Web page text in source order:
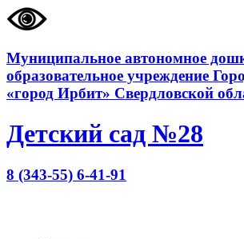
Муниципальное автономное
образовательное учреждение
«город Ирбит» Свердловской
Детский сад №28
8 (343-55) 6-41-91